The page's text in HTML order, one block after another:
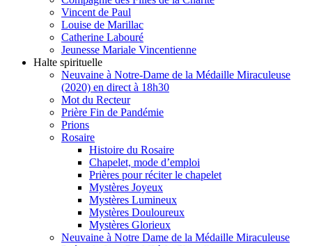
Vincent de Paul
Louise de Marillac
Catherine Labouré
Jeunesse Mariale Vincentienne
Halte spirituelle
Neuvaine à Notre-Dame de la Médaille Miraculeuse
(2020) en direct à 18h30
Mot du Recteur
Prière Fin de Pandémie
Prions
Rosaire
Histoire du Rosaire
Chapelet, mode d’emploi
Prières pour réciter le chapelet
Mystères Joyeux
Mystères Lumineux
Mystères Douloureux
Mystères Glorieux
Neuvaine à Notre Dame de la Médaille Miraculeuse